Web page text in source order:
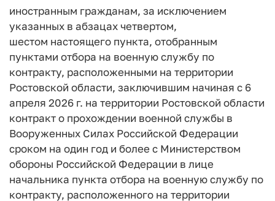
иностранным гражданам, за исключением
указанных в абзацах четвертом,
шестом настоящего пункта, отобранным
пунктами отбора на военную службу по
контракту, расположенными на территории
Ростовской области, заключившим начиная с 6
апреля 2026 г. на территории Ростовской области
контракт о прохождении военной службы в
Вооруженных Силах Российской Федерации
сроком на один год и более с Министерством
обороны Российской Федерации в лице
начальника пункта отбора на военную службу по
контракту, расположенного на территории